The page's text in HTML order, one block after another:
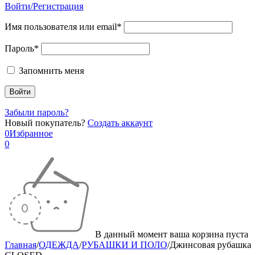
Войти/Регистрация
Имя пользователя или email*
Пароль*
Запомнить меня
Забыли пароль?
Новый покупатель? Создать аккаунт
0Избранное
0
В данный момент ваша корзина пуста
Главная/ОДЕЖДА/РУБАШКИ И ПОЛО/Джинсовая рубашка